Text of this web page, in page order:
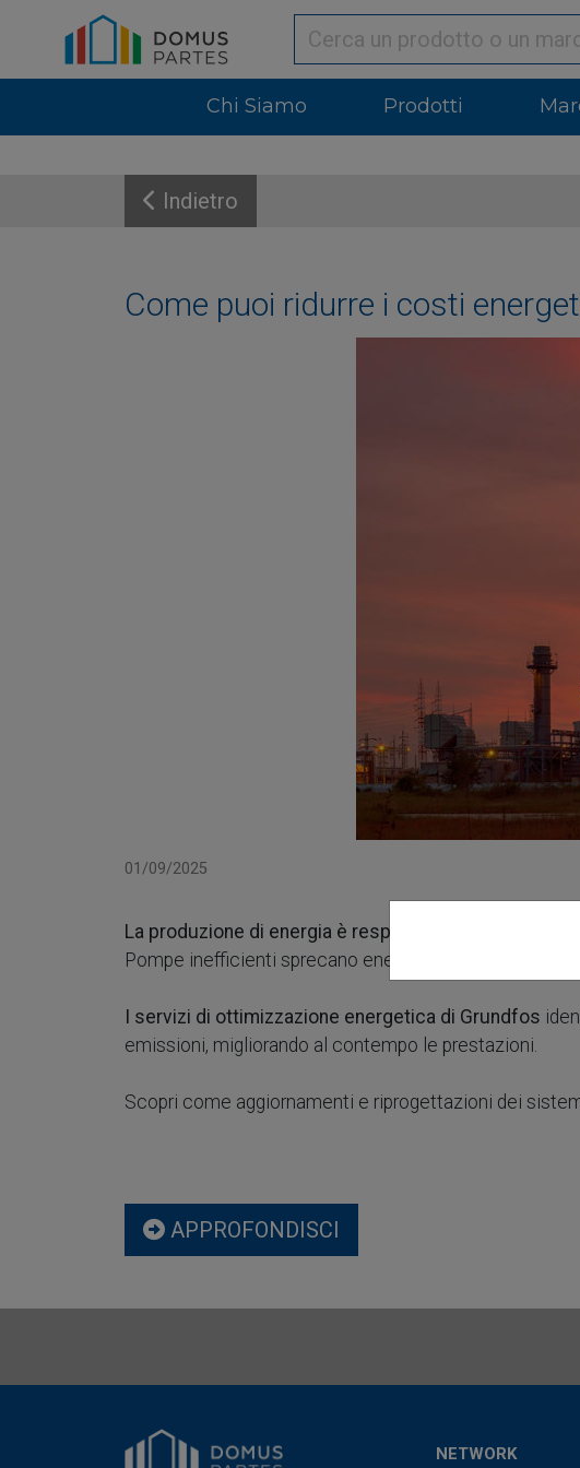
Chi Siamo Prodotti
Indietro
Come puoi ridurre i costi
01/09/2025
La produzione di energia è responsabile del 73%
Pompe inefficienti sprecano energia, aumentando costi
I servizi di ottimizzazione energetica di Grundfos
emissioni, migliorando al contempo le prestazioni.
Scopri come aggiornamenti e riprogettazioni dei
APPROFONDISCI
NETWORK